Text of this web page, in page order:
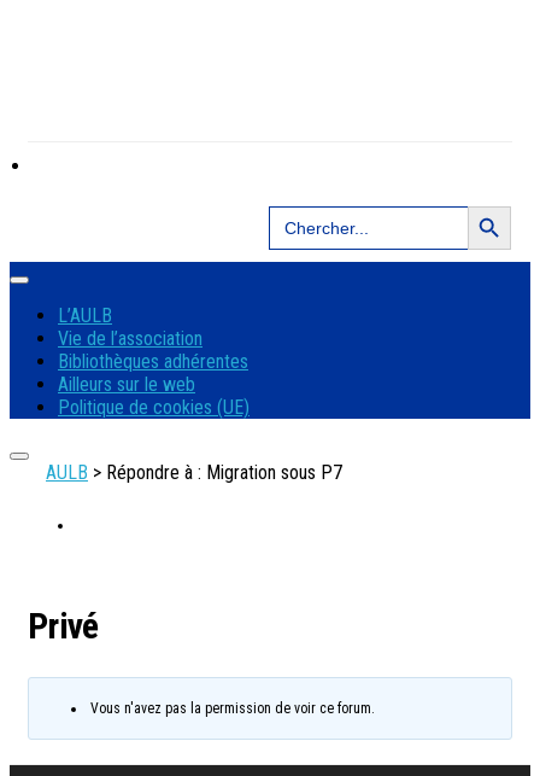
Search
for:
Search Button
L’AULB
Vie de l’association
Bibliothèques adhérentes
Ailleurs sur le web
Politique de cookies (UE)
AULB > Répondre à : Migration sous P7
Privé
Vous n'avez pas la permission de voir ce forum.